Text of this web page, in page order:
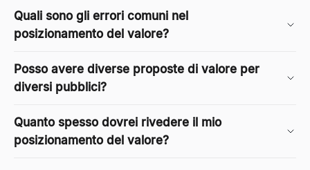
Quali sono gli errori comuni nel
posizionamento del valore?
Posso avere diverse proposte di valore per
diversi pubblici?
Quanto spesso dovrei rivedere il mio
posizionamento del valore?